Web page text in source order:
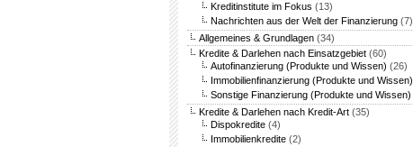
Kreditinstitute im Fokus (13)
Nachrichten aus der Welt der Finanzierung (7)
Allgemeines & Grundlagen (34)
Kredite & Darlehen nach Einsatzgebiet (60)
Autofinanzierung (Produkte und Wissen) (26)
Immobilienfinanzierung (Produkte und Wissen)
Sonstige Finanzierung (Produkte und Wissen)
Kredite & Darlehen nach Kredit-Art (35)
Dispokredite (4)
Immobilienkredite (2)